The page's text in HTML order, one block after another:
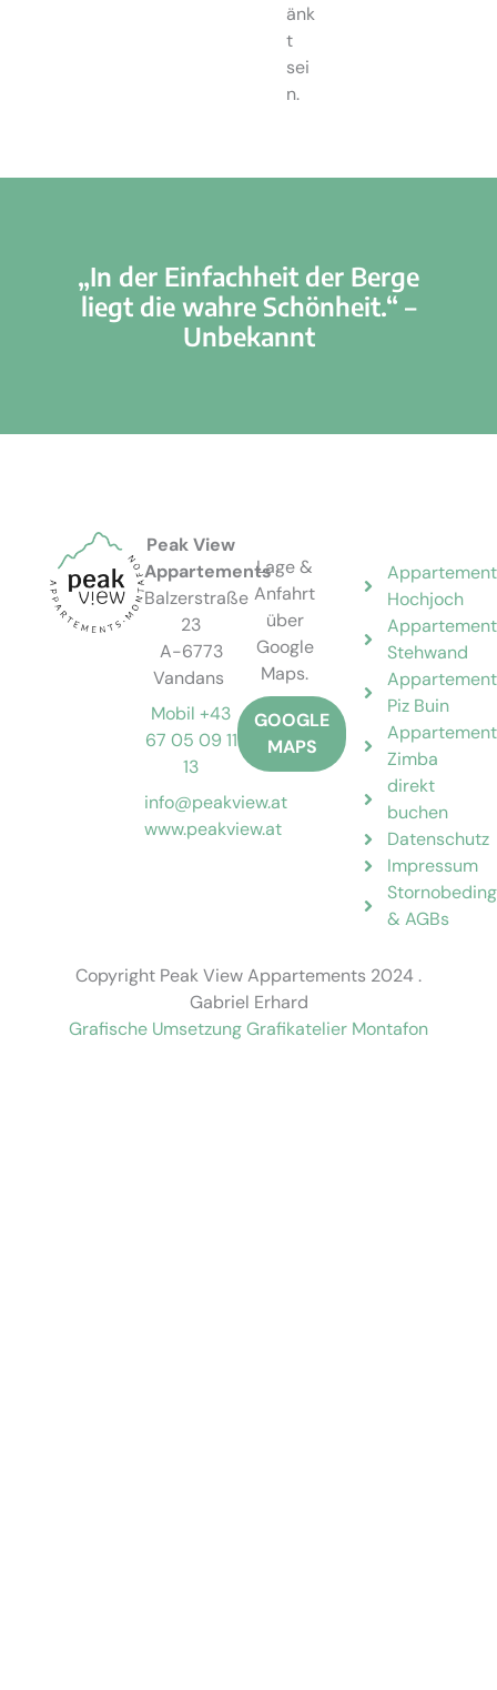
änk
t
sei
n.
„In der Einfachheit der Berge
liegt die wahre Schönheit.“ –
Unbekannt
Peak View
Appartements
Balzerstraße
23
A-6773
Vandans
Mobil +43
67 05 09 11
13
info@peakview.at
www.peakview.at
Lage &
Anfahrt
über
Google
Maps.
GOOGLE
MAPS
Appartement
Hochjoch
Appartement
Stehwand
Appartement
Piz Buin
Appartement
Zimba
direkt
buchen
Datenschutz
Impressum
& AGBs
Copyright Peak View Appartements 2024 .
Gabriel Erhard
Grafische Umsetzung Grafikatelier Montafon